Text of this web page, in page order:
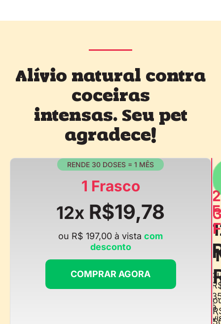
Alívio natural contra
coceiras
intensas. Seu pet
agradece!
RENDE 30 DOSES = 1 MÊS
1 Frasco
12x R$19,78
ou R$ 197,00 à vista com
desconto
COMPRAR AGORA
2
à